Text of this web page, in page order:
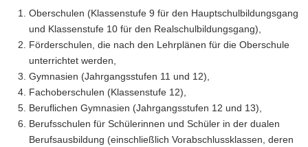
Oberschulen (Klassenstufe 9 für den Hauptschulbildungsgang
und Klassenstufe 10 für den Realschulbildungsgang),
Förderschulen, die nach den Lehrplänen für die Oberschule
unterrichtet werden,
Gymnasien (Jahrgangsstufen 11 und 12),
Fachoberschulen (Klassenstufe 12),
Beruflichen Gymnasien (Jahrgangsstufen 12 und 13),
Berufsschulen für Schülerinnen und Schüler in der dualen
Berufsausbildung (einschließlich Vorabschlussklassen, deren